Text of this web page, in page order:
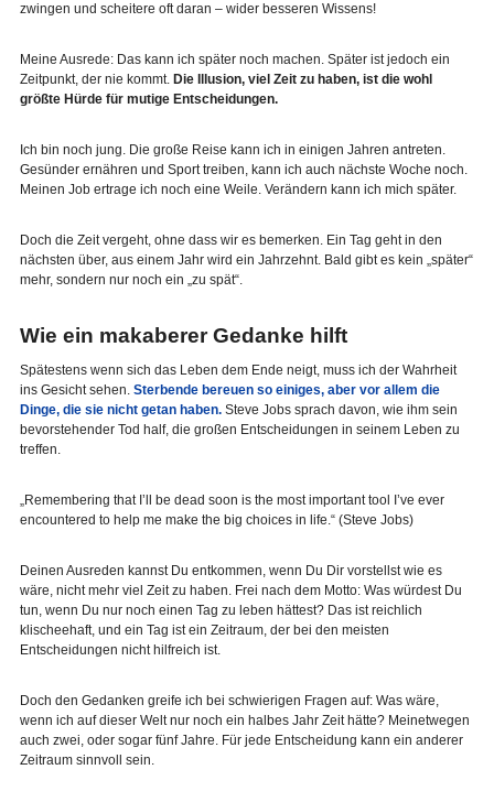
zwingen und scheitere oft daran – wider besseren Wissens!
Meine Ausrede: Das kann ich später noch machen. Später ist jedoch ein
Zeitpunkt, der nie kommt. Die Illusion, viel Zeit zu haben, ist die wohl
größte Hürde für mutige Entscheidungen.
Ich bin noch jung. Die große Reise kann ich in einigen Jahren antreten.
Gesünder ernähren und Sport treiben, kann ich auch nächste Woche noch.
Meinen Job ertrage ich noch eine Weile. Verändern kann ich mich später.
Doch die Zeit vergeht, ohne dass wir es bemerken. Ein Tag geht in den
nächsten über, aus einem Jahr wird ein Jahrzehnt. Bald gibt es kein „später“
mehr, sondern nur noch ein „zu spät“.
Wie ein makaberer Gedanke hilft
Spätestens wenn sich das Leben dem Ende neigt, muss ich der Wahrheit
ins Gesicht sehen. Sterbende bereuen so einiges, aber vor allem die
Dinge, die sie nicht getan haben.Steve Jobs sprach davon, wie ihm sein
bevorstehender Tod half, die großen Entscheidungen in seinem Leben zu
treffen.
„Remembering that I’ll be dead soon is the most important tool I’ve ever
encountered to help me make the big choices in life.“ (Steve Jobs)
Deinen Ausreden kannst Du entkommen, wenn Du Dir vorstellst wie es
wäre, nicht mehr viel Zeit zu haben. Frei nach dem Motto: Was würdest Du
tun, wenn Du nur noch einen Tag zu leben hättest? Das ist reichlich
klischeehaft, und ein Tag ist ein Zeitraum, der bei den meisten
Entscheidungen nicht hilfreich ist.
Doch den Gedanken greife ich bei schwierigen Fragen auf: Was wäre,
wenn ich auf dieser Welt nur noch ein halbes Jahr Zeit hätte? Meinetwegen
auch zwei, oder sogar fünf Jahre. Für jede Entscheidung kann ein anderer
Zeitraum sinnvoll sein.